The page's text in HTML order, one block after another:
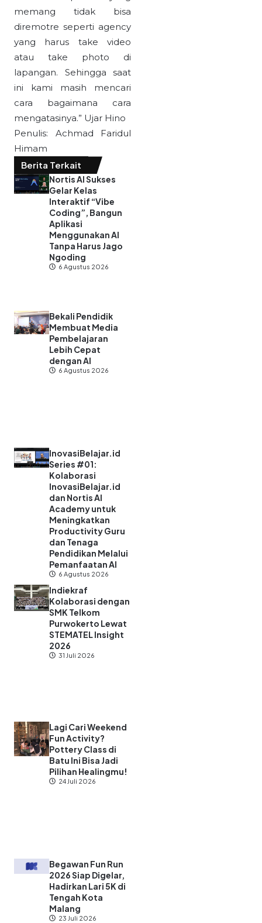
memang tidak bisa
diremotre seperti agency
yang harus take video
atau take photo di
lapangan. Sehingga saat
ini kami masih mencari
cara bagaimana cara
mengatasinya.” Ujar Hino
Penulis: Achmad Faridul
Himam
Berita Terkait
Nortis AI Sukses
Gelar Kelas
Interaktif “Vibe
Coding”, Bangun
Aplikasi
Menggunakan AI
Tanpa Harus Jago
Ngoding
6 Agustus 2026
Bekali Pendidik
Membuat Media
Pembelajaran
Lebih Cepat
dengan AI
6 Agustus 2026
InovasiBelajar.id
Series #01:
Kolaborasi
InovasiBelajar.id
dan Nortis AI
Academy untuk
Meningkatkan
Productivity Guru
dan Tenaga
Pendidikan Melalui
Pemanfaatan AI
6 Agustus 2026
Indiekraf
Kolaborasi dengan
SMK Telkom
Purwokerto Lewat
STEMATEL Insight
2026
31 Juli 2026
Lagi Cari Weekend
Fun Activity?
Pottery Class di
Batu Ini Bisa Jadi
Pilihan Healingmu!
24 Juli 2026
Begawan Fun Run
2026 Siap Digelar,
Hadirkan Lari 5K di
Tengah Kota
Malang
23 Juli 2026